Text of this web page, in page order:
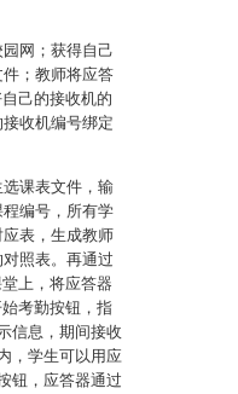
网；获得自己
；教师将应答
己的接收机的
收机编号绑定
课表文件，输
编号，所有学
表，生成教师
照表。再通过
上，将应答器
考勤按钮，指
信息，期间接收
，学生可以用应
钮，应答器通过